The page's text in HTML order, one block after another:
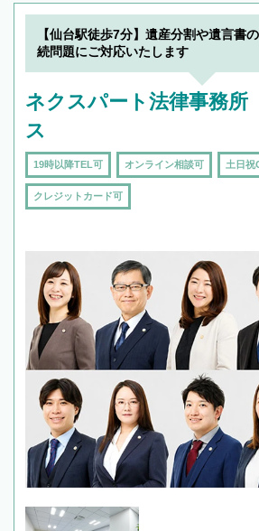
【仙台駅徒歩7分】遺産分割や遺言書
続問題にご対応いたします
ネクスパート法律事務
ス
19時以降TEL可 オンライン相談可 土日祝
クレジットカード可